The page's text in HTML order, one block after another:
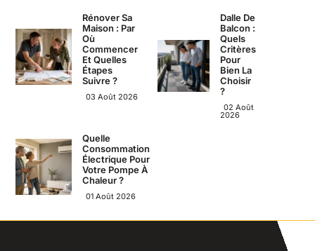
Rénover Sa
Maison : Par
Où
Commencer
Et Quelles
Étapes
Suivre ?
03 Août 2026
Dalle De
Balcon :
Quels
Critères
Pour
Bien La
Choisir
?
02 Août
2026
Quelle
Consommation
Électrique Pour
Votre Pompe À
Chaleur ?
01 Août 2026